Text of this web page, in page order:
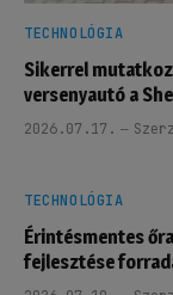
TECHNOLÓGIA
Sikerrel
versenyautó a
2026.07.17.
TECHNOLÓGIA
Érintésmentes
fejlesztése